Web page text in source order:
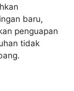
baru,
penguapan
tidak